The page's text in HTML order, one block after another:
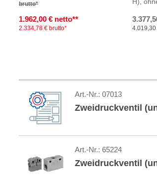
brutto*
1.962,00 € netto**
2.334,78 € brutto*
Art.-Nr.: 07013
Zweidruckventil
Art.-Nr.: 65224
Zweidruckventil